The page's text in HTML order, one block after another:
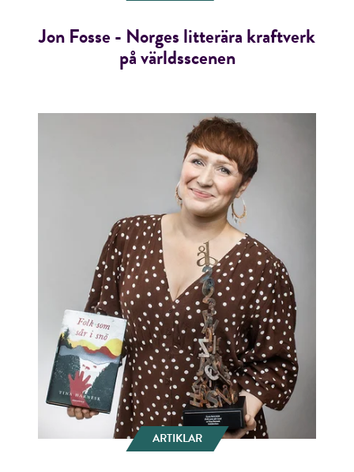
Jon Fosse - Norges litterära kraftverk
på världsscenen
ARTIKLAR